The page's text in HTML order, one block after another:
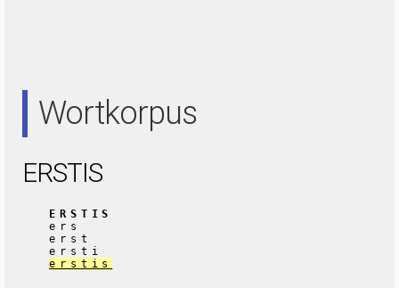
Wortkorpus
ERSTIS
ERSTIS
ers
erst
ersti
erstis